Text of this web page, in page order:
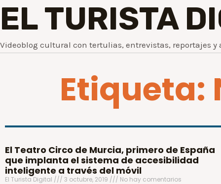
EL TURISTA
Videoblog cultural con tertulias, entrevistas, reportajes y
Etiqueta:
El Teatro Circo de Murcia, primero de España
que implanta el sistema de accesibilidad
inteligente a través del móvil
El Turista Digital 3 octubre, 2019 No hay comentarios